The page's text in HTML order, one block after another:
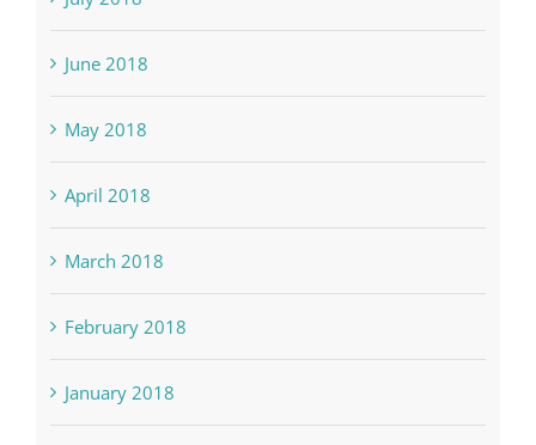
June 2018
May 2018
April 2018
March 2018
February 2018
January 2018